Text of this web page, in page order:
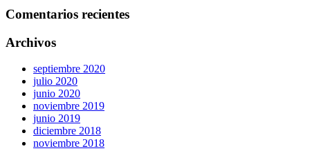
Comentarios recientes
Archivos
septiembre 2020
julio 2020
junio 2020
noviembre 2019
junio 2019
diciembre 2018
noviembre 2018